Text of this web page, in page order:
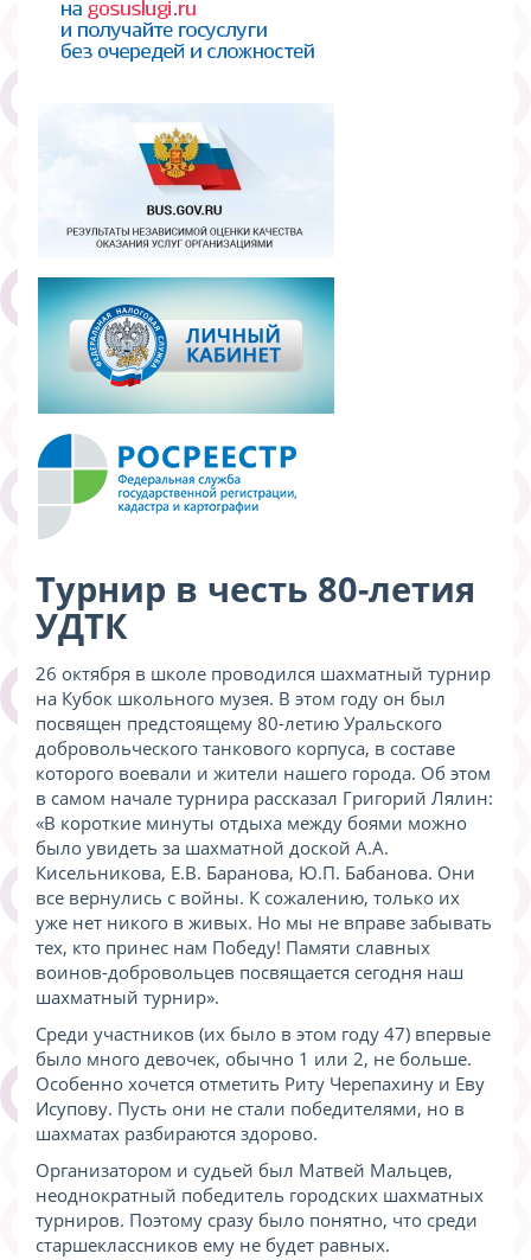
Турнир в честь 80-летия
УДТК
26 октября в школе проводился шахматный турнир
на Кубок школьного музея. В этом году он был
посвящен предстоящему 80-летию Уральского
добровольческого танкового корпуса, в составе
которого воевали и жители нашего города. Об этом
в самом начале турнира рассказал Григорий Лялин:
«В короткие минуты отдыха между боями можно
было увидеть за шахматной доской А.А.
Кисельникова, Е.В. Баранова, Ю.П. Бабанова. Они
все вернулись с войны. К сожалению, только их
уже нет никого в живых. Но мы не вправе забывать
тех, кто принес нам Победу! Памяти славных
воинов-добровольцев посвящается сегодня наш
шахматный турнир».
Среди участников (их было в этом году 47) впервые
было много девочек, обычно 1 или 2, не больше.
Особенно хочется отметить Риту Черепахину и Еву
Исупову. Пусть они не стали победителями, но в
шахматах разбираются здорово.
Организатором и судьей был Матвей Мальцев,
неоднократный победитель городских шахматных
турниров. Поэтому сразу было понятно, что среди
старшеклассников ему не будет равных.